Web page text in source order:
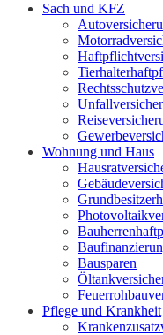
Sach und KFZ
Wohnung und Haus
Bausparen
Pflege und Krankheit